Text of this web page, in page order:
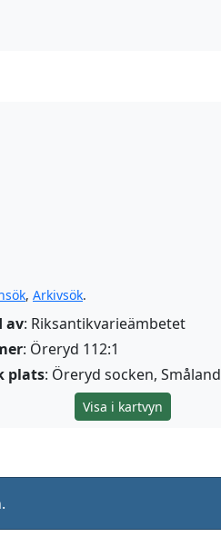
, Arkivsök.
av: Riksantikvarieämbetet
: Öreryd 112:1
plats: Öreryd socken, Småland
Visa i kartvyn